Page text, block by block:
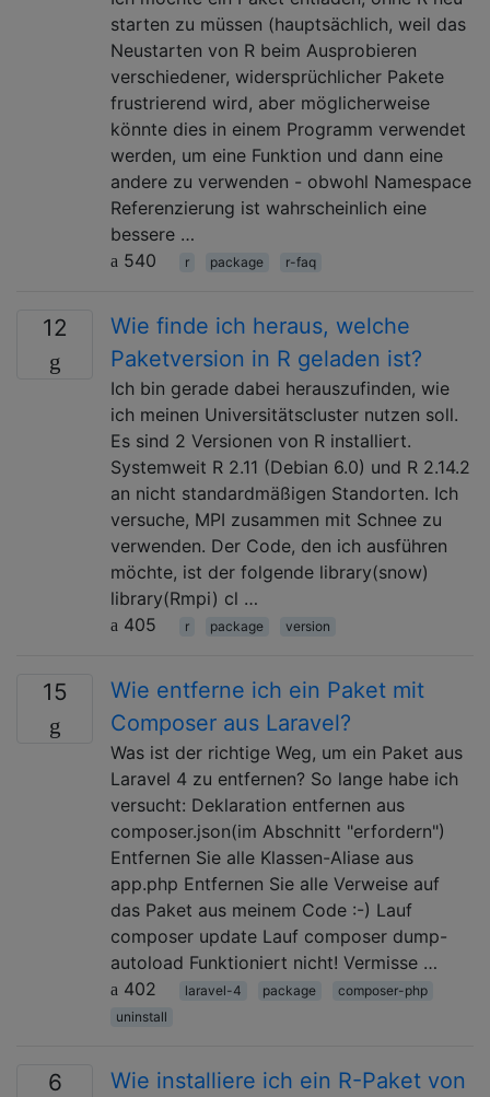
starten zu müssen (hauptsächlich, weil das
Neustarten von R beim Ausprobieren
verschiedener, widersprüchlicher Pakete
frustrierend wird, aber möglicherweise
könnte dies in einem Programm verwendet
werden, um eine Funktion und dann eine
andere zu verwenden - obwohl Namespace
Referenzierung ist wahrscheinlich eine
bessere …
540
r package r-faq
12
Wie finde ich heraus, welche
Paketversion in R geladen ist?
Ich bin gerade dabei herauszufinden, wie
ich meinen Universitätscluster nutzen soll.
Es sind 2 Versionen von R installiert.
Systemweit R 2.11 (Debian 6.0) und R 2.14.2
an nicht standardmäßigen Standorten. Ich
versuche, MPI zusammen mit Schnee zu
verwenden. Der Code, den ich ausführen
möchte, ist der folgende library(snow)
library(Rmpi) cl …
405
r package version
15
Wie entferne ich ein Paket mit
Composer aus Laravel?
Was ist der richtige Weg, um ein Paket aus
Laravel 4 zu entfernen? So lange habe ich
versucht: Deklaration entfernen aus
composer.json(im Abschnitt "erfordern")
Entfernen Sie alle Klassen-Aliase aus
app.php Entfernen Sie alle Verweise auf
das Paket aus meinem Code :-) Lauf
composer update Lauf composer dump-
autoload Funktioniert nicht! Vermisse …
402
laravel-4 package
composer-php
uninstall
6
Wie installiere ich ein R-Paket von